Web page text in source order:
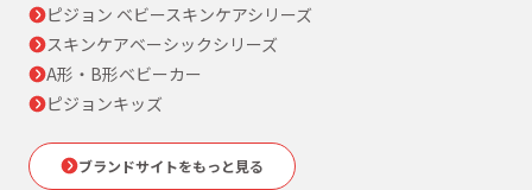
ピジョン ベビースキンケアシリーズ
スキンケアベーシックシリーズ
A形・B形ベビーカー
ピジョンキッズ
ブランドサイトをもっと見る